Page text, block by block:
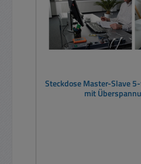
Steckdose Master-Slave
mit